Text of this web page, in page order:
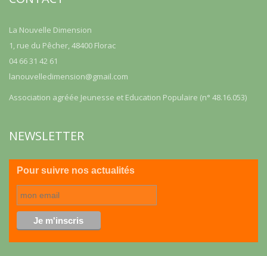
La Nouvelle Dimension
1, rue du Pêcher, 48400 Florac
04 66 31 42 61
lanouvelledimension@gmail.com
Association agréée Jeunesse et Education Populaire (n° 48.16.053)
NEWSLETTER
Pour suivre nos actualités